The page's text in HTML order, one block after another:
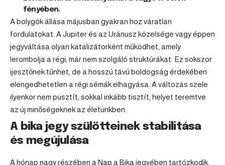
fényében.
A bolygók állása májusban gyakran hoz váratlan
fordulatokat. A Jupiter és az Uránusz közelsége vagy éppen
jegyváltása olyan katalizátorként működhet, amely
lerombolja a régi, már nem szolgáló struktúrákat. Ez sokszor
ijesztőnek tűnhet, de a hosszú távú boldogság érdekében
elengedhetetlen a régi sémák elhagyása. A változás szele
ilyenkor nem pusztít, sokkal inkább tisztít, helyet teremtve
az új minőségeknek az életünkben.
A bika jegy szülötteinek stabilitása
és megújulása
A hónap nagy részében a Nap a Bika jegyében tartózkodik,